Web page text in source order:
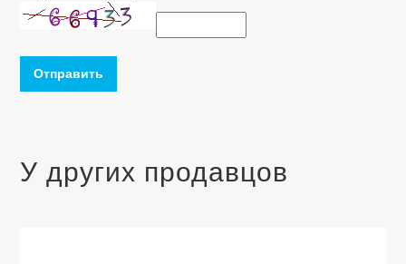
Отправить
У других продавцов